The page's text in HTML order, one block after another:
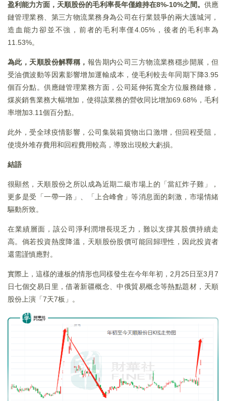
盈利能力方面，天順股份的毛利率長年僅維持在8%-10%之間。 供應
鏈管理業務、第三方物流業務身為公司在行業競爭的兩大護城河，
造血能力卻並不強，前者的毛利率僅4.05%，後者的毛利率為
11.53%。
為此，天順股份解釋稱， 報告期内公司三方物流業務穩步開展，但
受油價波動等因素影響增加運輸成本，使毛利較去年同期下降3.95
個百分點。供應鏈管理業務方面，公司延伸拓寬全方位服務鏈條，
煤炭銷售業務大幅增加，使得該業務的營收同比增加69.68%，毛利
率增加3.11個百分點。
此外，受全球疫情影響，公司集裝箱貨物出口激增，但回程受阻，
使境外堆存費用和回程費用較高，導致出現較大虧損。
結語
很顯然，天順股份之所以成為近期二級市場上的「當紅炸子雞」，
更多是受「一帶一路」、「上合峰會」等消息面的刺激，市場情緒
驅動所致。
在業績層面，該公司淨利潤增長現乏力，難以支撐其股價持續走
高。倘若投資熱度降溫，天順股份股價可能回歸理性，因此投資者
還需謹慎應對。
實際上，這樣的連板的情形也同樣發生在今年年初，2月25日至3月7
日七個交易日里，借著新疆概念、中俄貿易概念等熱點題材，天順
股份上演「7天7板」。